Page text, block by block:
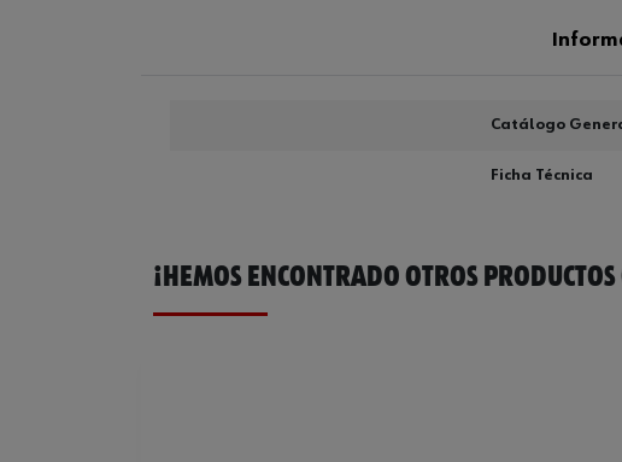
Catálogo
Ficha Técnica
¡HEMOS ENCONTRADO OTROS